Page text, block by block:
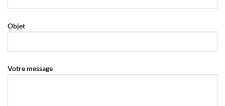
Objet
Votre message